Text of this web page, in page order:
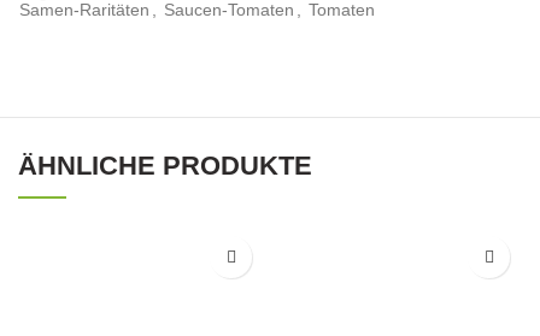
Samen-Raritäten , Saucen-Tomaten , Tomaten
ÄHNLICHE PRODUKTE